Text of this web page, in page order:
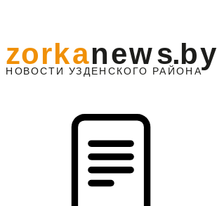
НО ВОСТИ УЗДЕНС КО ГО РАЙОНА
zorkanews.by